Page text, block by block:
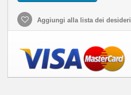
Aggiungi alla lista dei desideri